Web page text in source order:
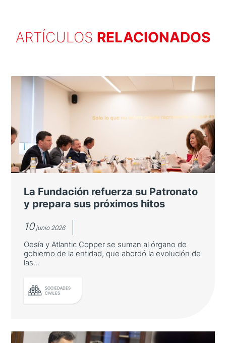
ARTÍCULOS RELACIONADOS
La Fundación refuerza su Patronato
y prepara sus próximos hitos
10junio 2026
Oesía y Atlantic Copper se suman al órgano de
gobierno de la entidad, que abordó la evolución de
las...
SOCIEDADES
CIVILES